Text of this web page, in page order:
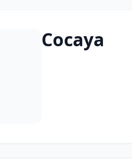
Cocaya